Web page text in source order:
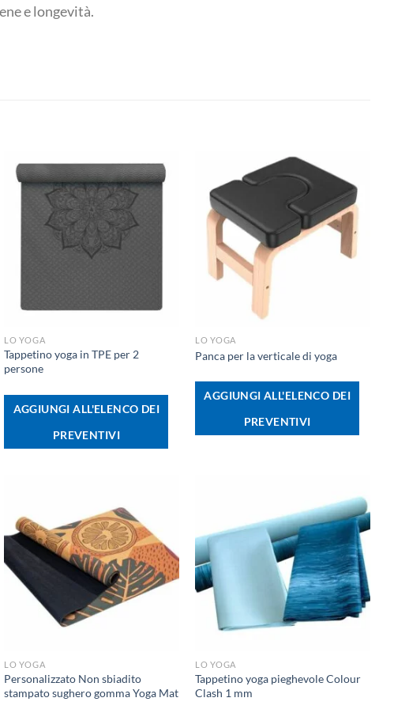
e longevità.
+
LO YOGA
Tappetino yoga in TPE per 2
persone
AGGIUNGI ALL'ELENCO DEI
PREVENTIVI
LO YOGA
Panca per la verticale di yoga
AGGIUNGI ALL'ELENCO DEI
PREVENTIVI
LO YOGA
Personalizzato Non sbiadito
stampato sughero gomma Yoga Mat
LO YOGA
Tappetino yoga pieghevole Colour
Clash 1 mm